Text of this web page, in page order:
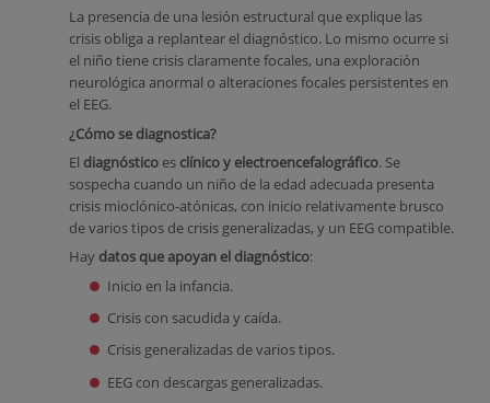
La presencia de una lesión estructural que explique las
crisis obliga a replantear el diagnóstico. Lo mismo ocurre si
el niño tiene crisis claramente focales, una exploración
neurológica anormal o alteraciones focales persistentes en
el EEG.
¿Cómo se diagnostica?
El diagnóstico es clínico y electroencefalográfico. Se
sospecha cuando un niño de la edad adecuada presenta
crisis mioclónico-atónicas, con inicio relativamente brusco
de varios tipos de crisis generalizadas, y un EEG compatible.
Hay datos que apoyan el diagnóstico:
Inicio en la infancia.
Crisis con sacudida y caída.
Crisis generalizadas de varios tipos.
EEG con descargas generalizadas.